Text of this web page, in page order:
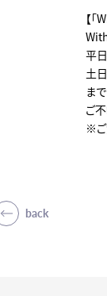
【
平
土
ま
ご
※ご
back